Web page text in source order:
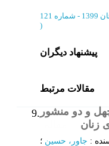
121
)
پیشنهاد دیگران
مقالات مرتبط
9. و دو منشور
زنان
: جاور، حسین ؛